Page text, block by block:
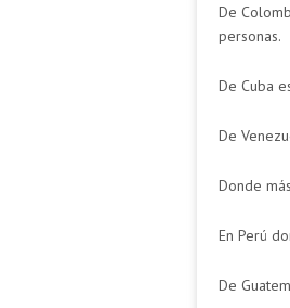
De
personas.
De Cuba
De
Donde
En Perú
De